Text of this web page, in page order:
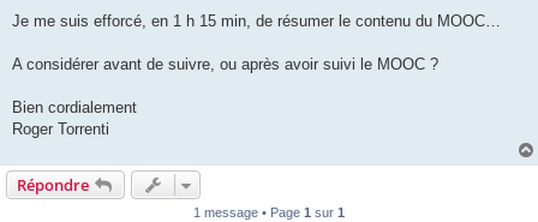
Je me suis efforcé, en 1 h 15 min, de résumer le contenu du MOOC…
A considérer avant de suivre, ou après avoir suivi le MOOC ?
Bien cordialement
Roger Torrenti
Répondre
1 message • Page 1 sur 1